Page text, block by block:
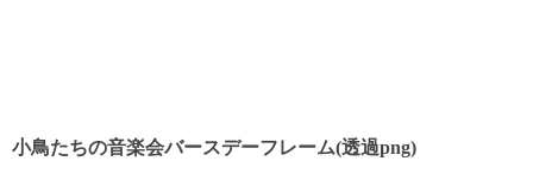
小鳥たちの音楽会バースデーフレーム(透過png)